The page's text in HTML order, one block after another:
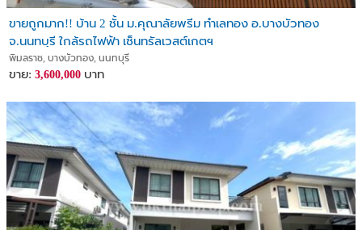
- รพ.บางบัวทอง, รพ.ชลดา
- โฮมโปร, ไทยวัสดุ, บิ๊กซี และอื่นๆอีกมาก
ราคา 7.5 ล้าน
ได้นะคะ
Tel: 096-195-4426 / 086-342-6686 / 098-251-3421
_________________
ขายถูกมาก!! บ้าน 2 ชั้น ม.คุณาลัยพรีม ทำเลทอง อ.บางบัวทอง
จ.นนทบุรี ใกล้รถไฟฟ้า เซ็นทรัลเวสต์เกตฯ
พิมลราช, บางบัวทอง, นนทบุรี
ขาย: 3,600,000 บาท